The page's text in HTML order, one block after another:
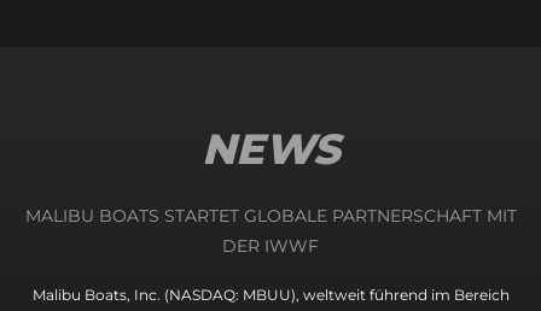
NEWS
MALIBU BOATS STARTET GLOBALE PARTNERSCHAFT MIT
DER IWWF
Malibu Boats, Inc. (NASDAQ: MBUU), weltweit führend im Bereich